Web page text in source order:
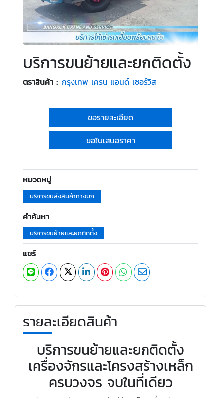
บริการขนย้ายและยกติดตั้ง
ตราสินค้า : กรุงเทพ เครน แอนด์ เซอร์วิส
ขอรายละเอียด
ขอใบเสนอราคา
หมวดหมู่
บริการขนส่งสินค้าทางบก
คำค้นหา
บริการขนย้ายและยกติดตั้ง
แชร์
รายละเอียดสินค้า
บริการขนย้ายและยกติดตั้ง
เครื่องจักรและโครงสร้างเหล็ก
ครบวงจร จบในที่เดียว